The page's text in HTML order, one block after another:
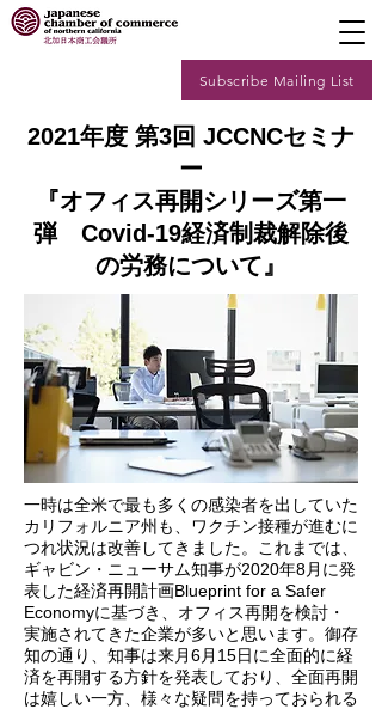
Subscribe Mailing List
2021年度 第3回 JCCNCセミナ
ー
『オフィス再開シリーズ第一
弾 Covid-19経済制裁解除後
の労務について』
一時は全米で最も多くの感染者を出していた
カリフォルニア州も、ワクチン接種が進むに
つれ状況は改善してきました。これまでは、
ギャビン・ニューサム知事が2020年8月に発
表した経済再開計画Blueprint for a Safer
Economyに基づき、オフィス再開を検討・
実施されてきた企業が多いと思います。御存
知の通り、知事は来月6月15日に全面的に経
済を再開する方針を発表しており、全面再開
は嬉しい一方、様々な疑問を持っておられる